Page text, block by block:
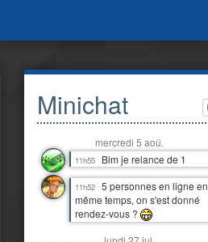
Minichat
mercredi 5 aoû.
11h55 Bim je relance de 1
11h52
5 personnes en ligne en
même temps, on s'est donné
rendez-vous ?